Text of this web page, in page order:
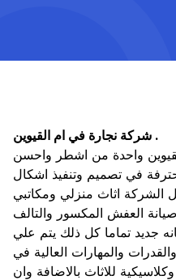
شركة نجارة في ام القيوين .
واحدة من اشطر واحسن
في تصميم وتنفيذ اشكال
الشركة اثاث منزلي ومكاتبي
العفش المكسور والتالف
جديد تماما كل ذلك يتم علي
والمهارات العالية في
للاثاث بالاضافة وان